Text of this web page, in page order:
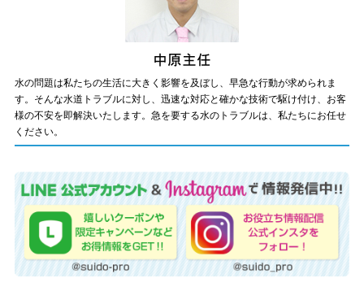
水の問題は私たちの生活に大きく影響を及ぼし、早急な行動が求められま
す。そんな水道トラブルに対し、迅速な対応と確かな技術で駆け付け、お客
様の不安を即解決いたします。急を要する水のトラブルは、私たちにお任せ
ください。